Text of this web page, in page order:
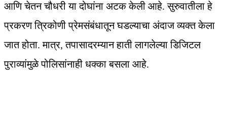
आणि चेतन चौधरी या दोघांना अटक केली आहे. सुरुवातीला हे
प्रकरण त्रिकोणी प्रेमसंबंधातून घडल्याचा अंदाज व्यक्त केला
जात होता. मात्र, तपासादरम्यान हाती लागलेल्या डिजिटल
पुराव्यांमुळे पोलिसांनाही धक्का बसला आहे.